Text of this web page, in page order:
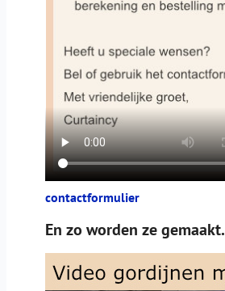
contactformulier
En zo worden ze gemaakt.